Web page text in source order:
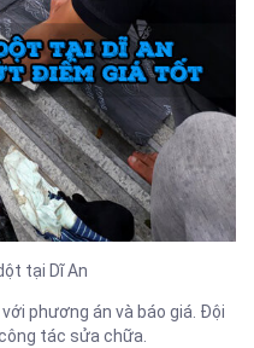
tại Dĩ An
phương án và báo giá. Đội
tác sửa chữa.